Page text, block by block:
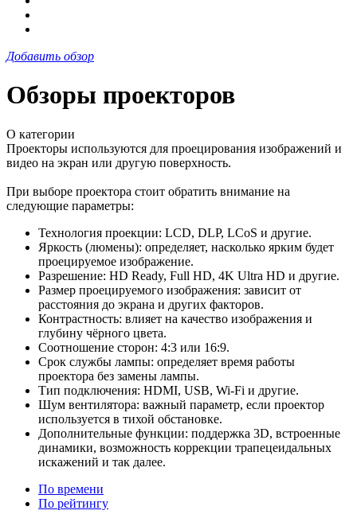
Добавить обзор
Обзоры проекторов
О категории
Проекторы используются для проецирования изображений и
видео на экран или другую поверхность.
При выборе проектора стоит обратить внимание на
следующие параметры:
Технология проекции: LCD, DLP, LCoS и другие.
Яркость (люмены): определяет, насколько ярким будет
проецируемое изображение.
Разрешение: HD Ready, Full HD, 4K Ultra HD и другие.
Размер проецируемого изображения: зависит от
расстояния до экрана и других факторов.
Контрастность: влияет на качество изображения и
глубину чёрного цвета.
Соотношение сторон: 4:3 или 16:9.
Срок службы лампы: определяет время работы
проектора без замены лампы.
Тип подключения: HDMI, USB, Wi-Fi и другие.
Шум вентилятора: важный параметр, если проектор
используется в тихой обстановке.
Дополнительные функции: поддержка 3D, встроенные
динамики, возможность коррекции трапецеидальных
искажений и так далее.
По времени
По рейтингу